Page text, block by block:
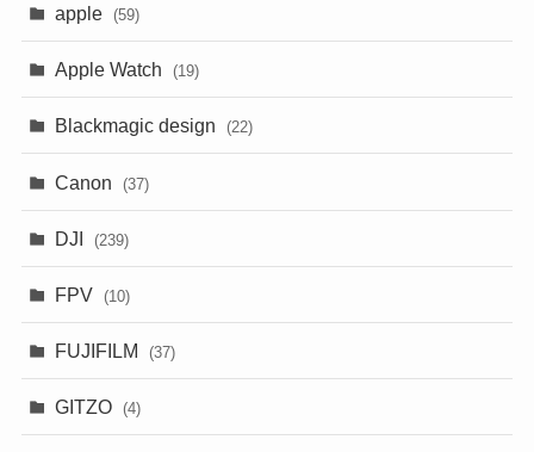
apple (59)
Apple Watch (19)
Blackmagic design (22)
Canon (37)
DJI (239)
FPV (10)
FUJIFILM (37)
GITZO (4)